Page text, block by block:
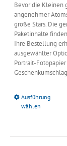
Bevor die Kleinen
angenehmer
große Stars. Die
Paketinhalte
Ihre Bestellung
ausgewählter
Portrait-
Ausführung
wählen